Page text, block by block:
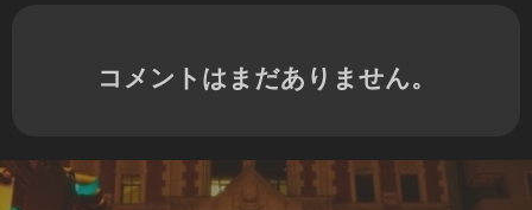
コメントはまだありません。